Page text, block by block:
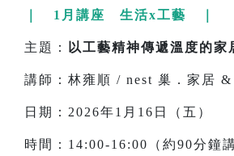
｜ 1月講座 生活x工藝 ｜
主題： 以工藝精神傳遞溫度的家
講師：林雍順 / nest 巢．家居
日期：2026年1月16日（五）
時間：14:00-16:00（約90分鐘